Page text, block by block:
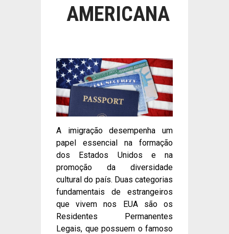
AMERICANA
A imigração desempenha um
papel essencial na formação
dos Estados Unidos e na
promoção da diversidade
cultural do país. Duas categorias
fundamentais de estrangeiros
que vivem nos EUA são os
Residentes Permanentes
Legais, que possuem o famoso